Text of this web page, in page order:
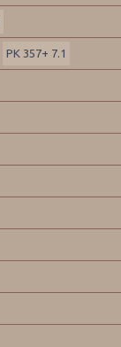
PK 357+ 7.1